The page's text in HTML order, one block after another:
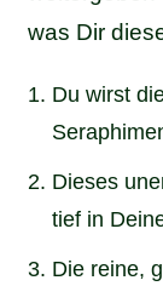
was Dir
Du wirst
Dieses
tief in
Die reine,